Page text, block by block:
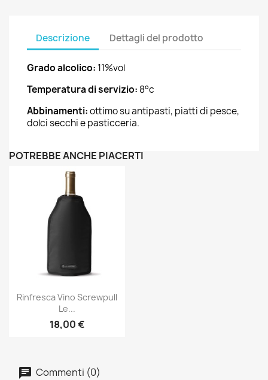
Descrizione Dettagli del prodotto
Grado alcolico: 11%vol
Temperatura di servizio: 8°c
Abbinamenti:ottimo su antipasti, piatti di pesce,
dolci secchi e pasticceria.
POTREBBE ANCHE PIACERTI
Anteprima
Rinfresca Vino Screwpull
Le...
18,00 €
Commenti (0)